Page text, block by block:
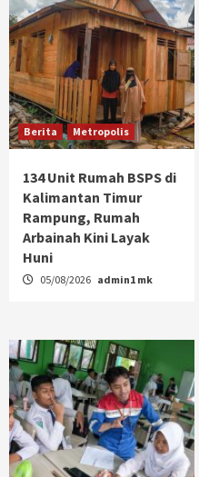
Berita Metropolis
134 Unit Rumah BSPS di
Kalimantan Timur
Rampung, Rumah
Arbainah Kini Layak
Huni
05/08/2026 admin1 mk